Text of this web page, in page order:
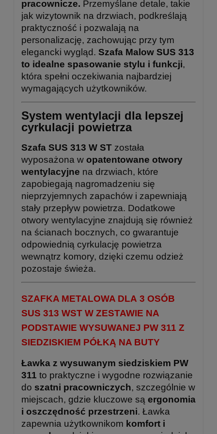
pracownicze. Przemyślane detale, takie
jak wizytownik na drzwiach, podkreślają
praktyczność i pozwalają na
personalizację, zachowując przy tym
elegancki wygląd. Szafa Malow SUS 313
to idealne spasowanie stylu i funkcji,
która spełni oczekiwania najbardziej
wymagających użytkowników.
System wentylacji dla lepszej
cyrkulacji powietrza
Szafa SUS 313 W ST została
wyposażona w opatentowane otwory
wentylacyjne na drzwiach, które
zapobiegają nagromadzeniu się
nieprzyjemnych zapachów i zapewniają
stały przepływ powietrza. Dodatkowe
otwory wentylacyjne znajdują się również
na ścianach bocznych, co gwarantuje
odpowiednią cyrkulację powietrza
wewnątrz komory, dzięki czemu odzież
pozostaje świeża.
SZAFKA METALOWA DLA 3 OSÓB
SUS 313 WST W ZESTAWIE NA
PODSTAWIE WYSUWANEJ PW 311 Z
SIEDZISKIEM PÓŁKĄ NA BUTY
Ławka z wysuwanym siedziskiem PW
311 to praktyczne i wygodne rozwiązanie
do szatni pracowniczych, szczególnie w
miejscach, gdzie kluczowe są ergonomia
i oszczędność przestrzeni. Ławka
zapewnia użytkownikom komfort i